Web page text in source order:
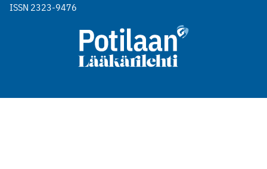
ISSN 2323-9476